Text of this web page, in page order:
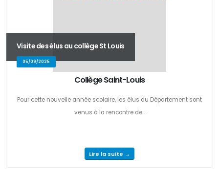
Visite des élus au collège St Louis
05/09/2025
Collège Saint-Louis
Pour cette nouvelle année scolaire, les élus du Département sont
venus à la rencontre de...
Lire la suite →